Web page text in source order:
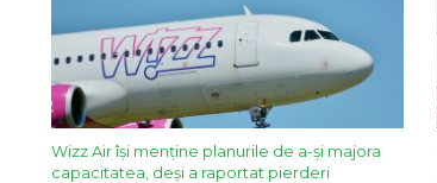
Wizz Air își menține planurile de a-și majora
capacitatea, deși a raportat pierderi